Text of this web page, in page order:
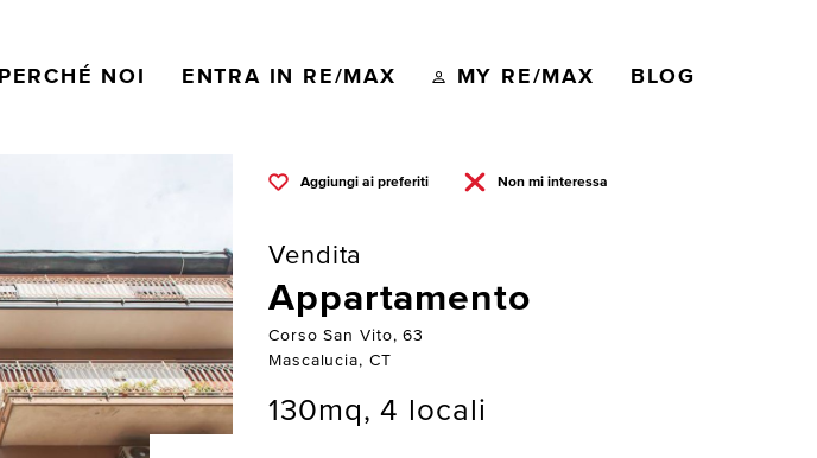
PERCHÉ NOI ENTRA IN RE/MAX MY RE/MAX BLOG
Aggiungi ai preferiti Non mi interessa
Vendita
Appartamento
Corso San Vito, 63
Mascalucia, CT
130mq, 4 locali